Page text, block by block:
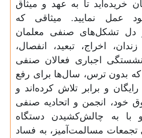
تا به عهد و میثاق
عمل نمایید. میثاقی که
تشکل‌های صنفی معلمان
اخراج، تبعید، انفصال،
اجباری فعالان صنفی
ترس، سال‌ها برای رفع
و برابر تلاش کرده‌اند و
انجمن و اتحادیه صنفی
با به چالش‌کشیدن دستگاه
مسالمت‌آمیز، به فساد